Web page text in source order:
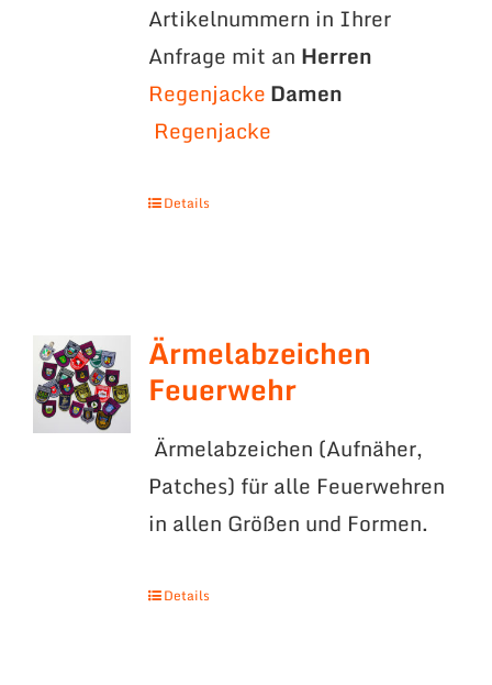
Artikelnummern in Ihrer
Anfrage mit an Herren
RegenjackeDamen
Regenjacke
Details
Ärmelabzeichen
Feuerwehr
Ärmelabzeichen (Aufnäher,
Patches) für alle Feuerwehren
in allen Größen und Formen.
Details